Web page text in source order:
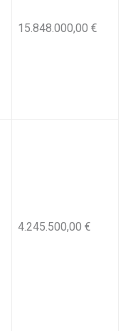
15.848.000,00 €
4.245.500,00 €